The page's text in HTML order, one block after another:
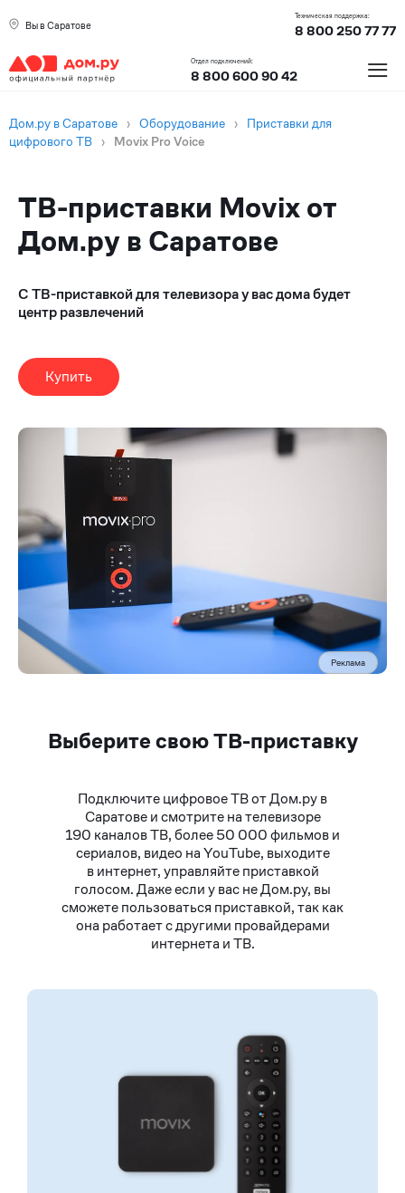
Вы в Саратове
Техническая поддержка:
8 800 250 77 77
Отдел подключений:
8 800 600 90 42 ≡
Дом.ру в Саратове › Оборудование ›
Приставки для
цифрового ТВ › Movix Pro Voice
ТВ-приставки Movix от
Дом.ру в Саратове
С ТВ-приставкой для телевизора у вас дома будет
центр развлечений
Купить
Реклама
Выберите свою ТВ-приставку
Подключите цифровое ТВ от Дом.ру в
Саратове и смотрите на телевизоре
190 каналов ТВ, более 50 000 фильмов и
сериалов, видео на YouTube, выходите
в интернет, управляйте приставкой
голосом. Даже если у вас не Дом.ру, вы
сможете пользоваться приставкой, так как
она работает с другими провайдерами
интернета и ТВ.